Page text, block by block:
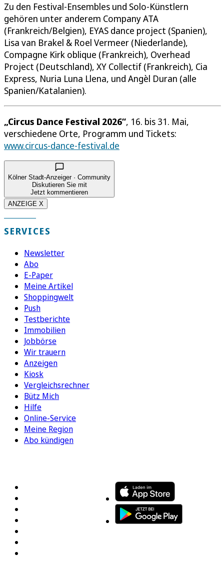
Zu den Festival-Ensembles und Solo-Künstlern
gehören unter anderem Company ATA
(Frankreich/Belgien), EYAS dance project (Spanien),
Lisa van Brakel & Roel Vermeer (Niederlande),
Compagne Kirk oblique (Frankreich), Overhead
Project (Deutschland), XY Collectif (Frankreich), Cia
Express, Nuria Luna Llena, und Angèl Duran (alle
Spanien/Katalanien).
„Circus Dance Festival 2026“, 16. bis 31. Mai,
verschiedene Orte, Programm und Tickets:
www.circus-dance-festival.de
Kölner Stadt-Anzeiger · Community
Diskutieren Sie mit
Jetzt kommentieren
ANZEIGE X
SERVICES
Newsletter
Abo
E-Paper
Meine Artikel
Shoppingwelt
Push
Testberichte
Immobilien
Jobbörse
Wir trauern
Anzeigen
Kiosk
Vergleichsrechner
Bütz Mich
Hilfe
Online-Service
Meine Region
Abo kündigen